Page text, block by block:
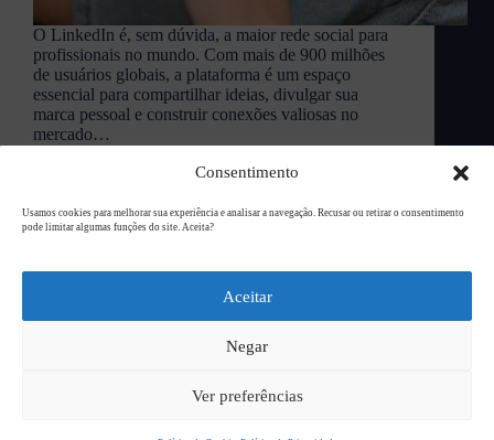
Consentimento
Usamos cookies para melhorar sua experiência e analisar a navegação. Recusar ou retirar o consentimento
pode limitar algumas funções do site. Aceita?
Aceitar
Negar
Ver preferências
O LinkedIn é, sem dúvida, a maior rede social para
profissionais no mundo. Com mais de 900 milhões
de usuários globais, a plataforma é um espaço
essencial para compartilhar ideias, divulgar sua
marca pessoal e construir conexões valiosas no
mercado…
L94 Design